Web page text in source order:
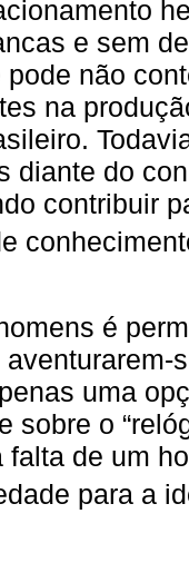
e sem
pode não
na
diante do
contribuir
é
uma
sobre o
falta de um
para a